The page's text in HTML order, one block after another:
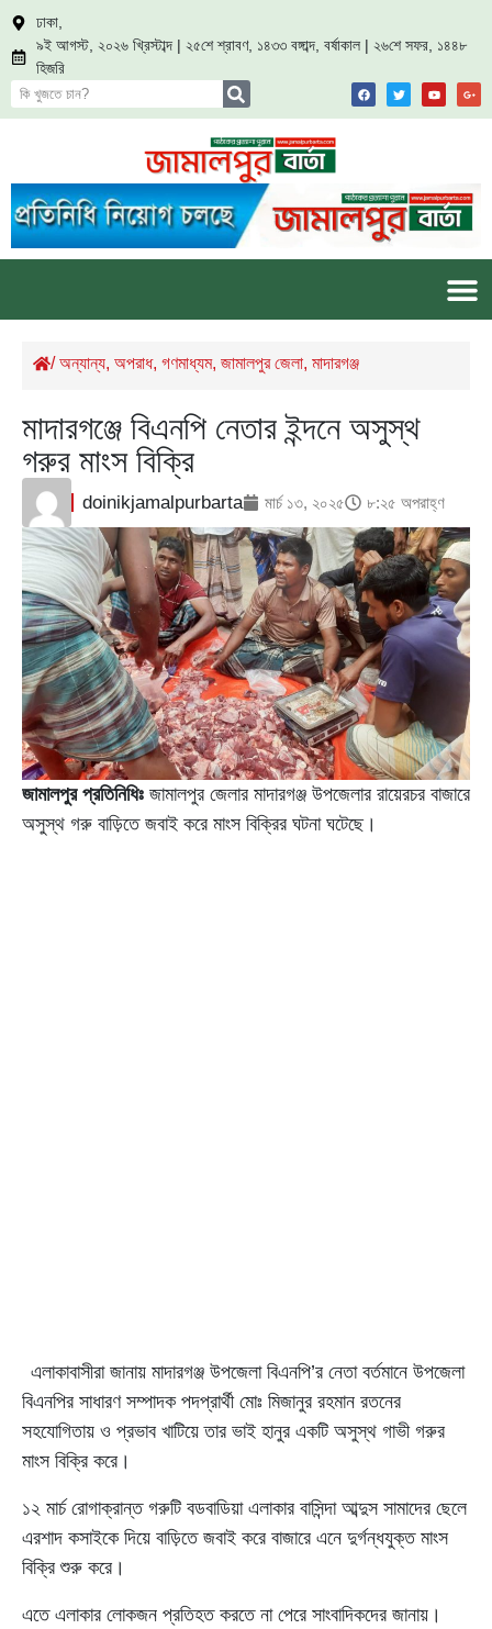
ঢাকা,
৯ই আগস্ট, ২০২৬ খ্রিস্টাব্দ | ২৫শে শ্রাবণ, ১৪৩৩ বঙ্গাব্দ, বর্ষাকাল | ২৬শে সফর, ১৪৪৮
হিজরি
/অন্যান্য, অপরাধ, গণমাধ্যম, জামালপুর জেলা, মাদারগঞ্জ
মাদারগঞ্জে বিএনপি নেতার ইন্দনে অসুস্থ
গরুর মাংস বিক্রি
doinikjamalpurbarta মার্চ ১৩, ২০২৫ ৮:২৫ অপরাহ্ণ
জামালপুর প্রতিনিধিঃ জামালপুর জেলার মাদারগঞ্জ উপজেলার রায়েরচর বাজারে
অসুস্থ গরু বাড়িতে জবাই করে মাংস বিক্রির ঘটনা ঘটেছে।
এলাকাবাসীরা জানায় মাদারগঞ্জ উপজেলা বিএনপি’র নেতা বর্তমানে উপজেলা
বিএনপির সাধারণ সম্পাদক পদপ্রার্থী মোঃ মিজানুর রহমান রতনের
সহযোগিতায় ও প্রভাব খাটিয়ে তার ভাই হানুর একটি অসুস্থ গাভী গরুর
মাংস বিক্রি করে।
১২ মার্চ রোগাক্রান্ত গরুটি বডবাডিয়া এলাকার বাসিন্দা আব্দুস সামাদের ছেলে
এরশাদ কসাইকে দিয়ে বাড়িতে জবাই করে বাজারে এনে দুর্গন্ধযুক্ত মাংস
বিক্রি শুরু করে।
এতে এলাকার লোকজন প্রতিহত করতে না পেরে সাংবাদিকদের জানায়।